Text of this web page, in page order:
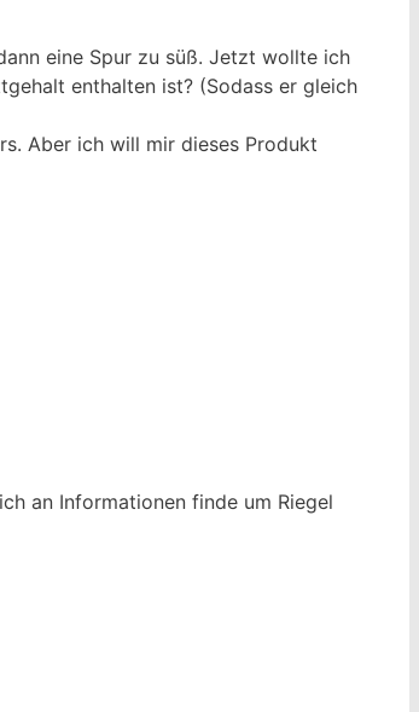
eine Spur zu süß. Jetzt wollte ich
enthalten ist? (Sodass er gleich
Aber ich will mir dieses Produkt
an Informationen finde um Riegel